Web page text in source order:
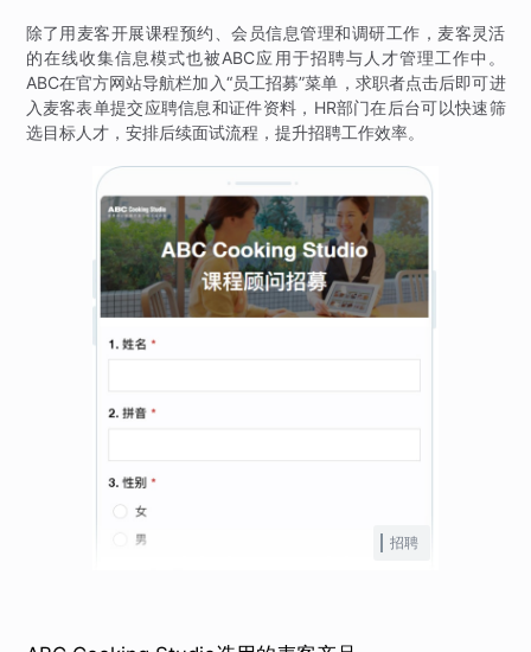
除了用麦客开展课程预约、会员信息管理和调研工作，麦客灵活
的在线收集信息模式也被ABC应用于招聘与人才管理工作中。
ABC在官方网站导航栏加入“员工招募”菜单，求职者点击后即可进
入麦客表单提交应聘信息和证件资料，HR部门在后台可以快速筛
选目标人才，安排后续面试流程，提升招聘工作效率。
招聘